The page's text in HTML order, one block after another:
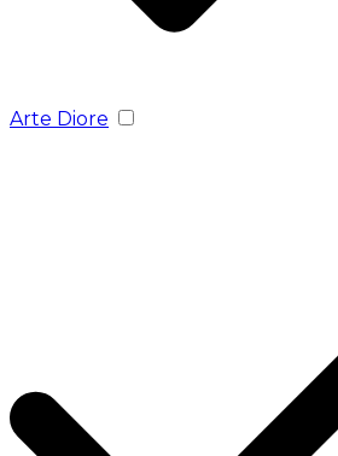
Arte Diore